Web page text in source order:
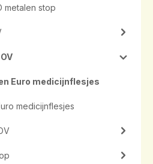
metalen stop
Euro medicijnflesjes
medicijnflesjes